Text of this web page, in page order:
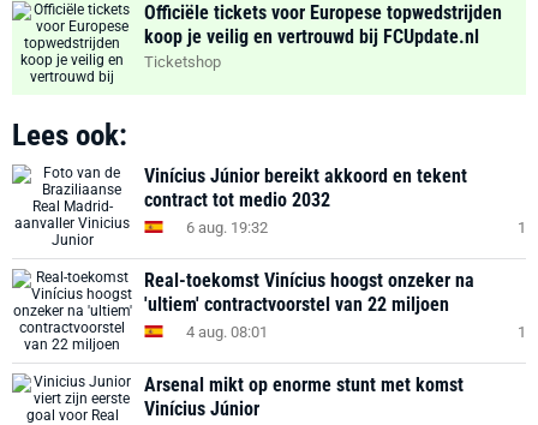
Officiële tickets voor Europese topwedstrijden
koop je veilig en vertrouwd bij FCUpdate.nl
Ticketshop
Lees ook:
Vinícius Júnior bereikt akkoord en tekent
contract tot medio 2032
6 aug. 19:32 1
Real-toekomst Vinícius hoogst onzeker na
'ultiem' contractvoorstel van 22 miljoen
4 aug. 08:01 1
Arsenal mikt op enorme stunt met komst
Vinícius Júnior